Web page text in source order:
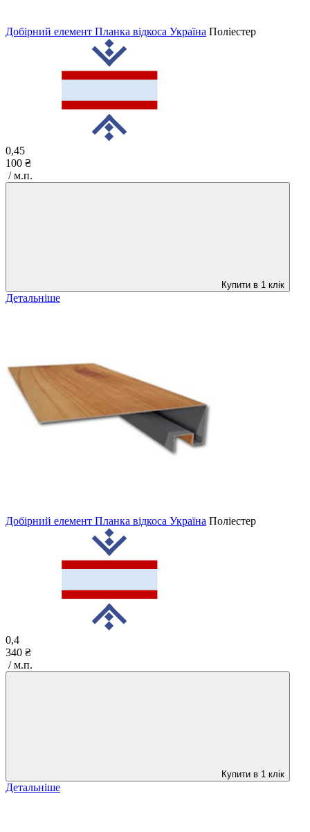
Добірний елемент Планка відкоса Україна Поліестер
0,45
100 ₴
/ м.п.
Купити в 1 клік
Детальніше
Добірний елемент Планка відкоса Україна Поліестер
0,4
340 ₴
/ м.п.
Купити в 1 клік
Детальніше